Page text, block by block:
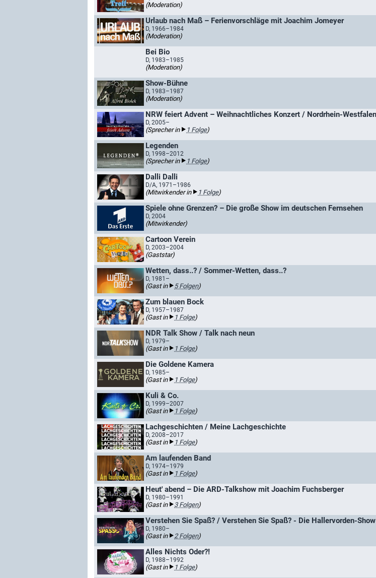
(Moderation)
Urlaub nach Maß – Ferienvorschläge mit Joachim Jomeyer
D, 1966–1984
(Moderation)
Bei Bio
D, 1983–1985
(Moderation)
Show-Bühne
D, 1983–1987
(Moderation)
D, 2005–
(Sprecher in 1 Folge)
Legenden
D, 1998–2012
(Sprecher in 1 Folge)
Dalli Dalli
D/A, 1971–1986
(Mitwirkender in 1 Folge)
Spiele ohne Grenzen? – Die große Show im deutschen Fernsehen
D, 2004
(Mitwirkender)
Cartoon Verein
D, 2003–2004
(Gaststar)
Wetten, dass..? / Sommer-Wetten, dass..?
D, 1981–
(Gast in 5 Folgen)
Zum blauen Bock
D, 1957–1987
(Gast in 1 Folge)
NDR Talk Show / Talk nach neun
D, 1979–
(Gast in 1 Folge)
Die Goldene Kamera
D, 1985–
(Gast in 1 Folge)
Kuli & Co.
D, 1999–2007
(Gast in 1 Folge)
Lachgeschichten / Meine Lachgeschichte
D, 2008–2017
(Gast in 1 Folge)
Am laufenden Band
D, 1974–1979
(Gast in 1 Folge)
Heut' abend – Die ARD-Talkshow mit Joachim Fuchsberger
D, 1980–1991
(Gast in 3 Folgen)
Verstehen Sie Spaß? / Verstehen Sie Spaß? - Die Hallervorden-Show
D, 1980–
(Gast in 2 Folgen)
Alles Nichts Oder?!
D, 1988–1992
(Gast in 1 Folge)